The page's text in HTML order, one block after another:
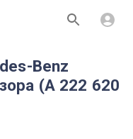
Benz
(A 222 620